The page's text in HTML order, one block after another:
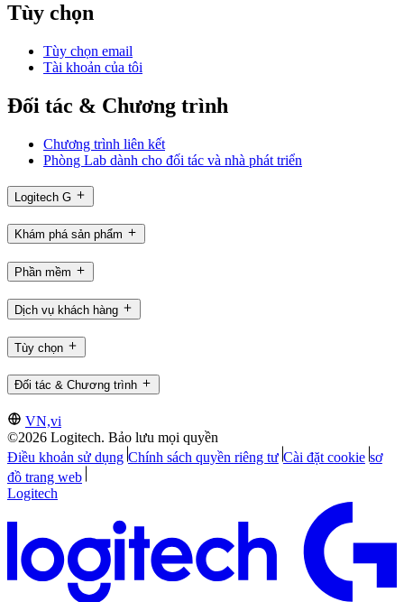
Tùy chọn
Tùy chọn email
Tài khoản của tôi
Đối tác & Chương trình
Chương trình liên kết
Phòng Lab dành cho đối tác và nhà phát triển
Logitech G
Khám phá sản phẩm
Phần mềm
Dịch vụ khách hàng
Tùy chọn
Đối tác & Chương trình
VN,vi
©2026 Logitech. Bảo lưu mọi quyền
Điều khoản sử dụng Chính sách quyền riêng tư Cài đặt cookie sơ
đồ trang web
Logitech